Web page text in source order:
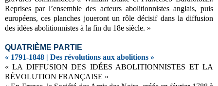
Reprises par l’ensemble des acteurs abolitionnistes anglais, puis
européens, ces planches joueront un rôle décisif dans la diffusion
des idées abolitionnistes à la fin du 18e siècle. »
QUATRIÈME PARTIE
« 1791-1848 | Des révolutions aux abolitions »
« LA DIFFUSION DES IDÉES ABOLITIONNISTES ET LA
RÉVOLUTION FRANÇAISE »